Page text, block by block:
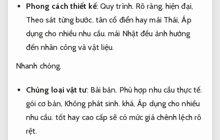
Phong cách thiết kế: Quy trình. Rõ ràng.hiện đại,
Theo sát từng bước.tân cổ điển hay mái Thái,Áp
dụng cho nhiều nhu cầu. mái Nhật đều ảnh hưởng
đến nhân công và vật liệu.
Nhanh chóng.
Chủng loại vật tư: Bài bản. Phù hợp nhu cầu thực tế.
gói cơ bản, Không phát sinh. khá, Áp dụng cho nhiều
nhu cầu. tốt hay cao cấp sẽ có mức giá chênh lệch rõ
rệt.